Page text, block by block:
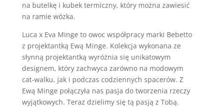
na butelkę i kubek termiczny, który można zawiesić
na ramie wózka.
Luca x Eva Minge to owoc współpracy marki Bebetto
z projektantką Ewą Minge. Kolekcja wykonana ze
słynną projektantką wyróżnia się unikatowym
designem, który zachwyca zarówno na modowym
cat-walku, jak i podczas codziennych spacerów. Z
Ewą Minge połączyła nas pasja do tworzenia rzeczy
wyjątkowych. Teraz dzielimy się tą pasją z Tobą.